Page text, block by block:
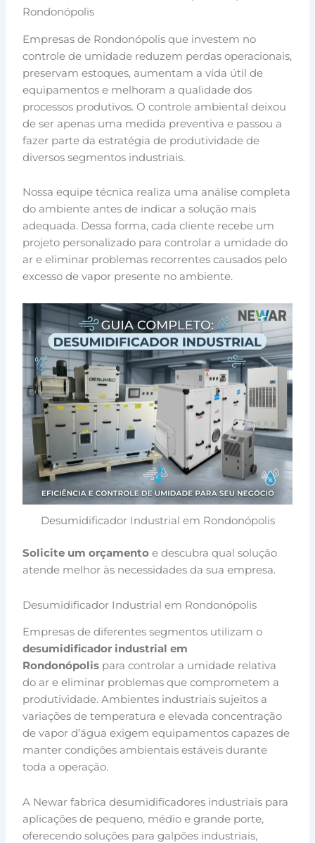
Rondonópolis
Empresas de Rondonópolis que investem no
controle de umidade reduzem perdas operacionais,
preservam estoques, aumentam a vida útil de
equipamentos e melhoram a qualidade dos
processos produtivos. O controle ambiental deixou
de ser apenas uma medida preventiva e passou a
fazer parte da estratégia de produtividade de
diversos segmentos industriais.
Nossa equipe técnica realiza uma análise completa
do ambiente antes de indicar a solução mais
adequada. Dessa forma, cada cliente recebe um
projeto personalizado para controlar a umidade do
ar e eliminar problemas recorrentes causados pelo
excesso de vapor presente no ambiente.
Desumidificador Industrial em Rondonópolis
Solicite um orçamento e descubra qual solução
atende melhor às necessidades da sua empresa.
Desumidificador Industrial em Rondonópolis
Empresas de diferentes segmentos utilizam o
desumidificador industrial em
Rondonópolis para controlar a umidade relativa
do ar e eliminar problemas que comprometem a
produtividade. Ambientes industriais sujeitos a
variações de temperatura e elevada concentração
de vapor d’água exigem equipamentos capazes de
manter condições ambientais estáveis durante
toda a operação.
A Newar fabrica desumidificadores industriais para
aplicações de pequeno, médio e grande porte,
oferecendo soluções para galpões industriais,